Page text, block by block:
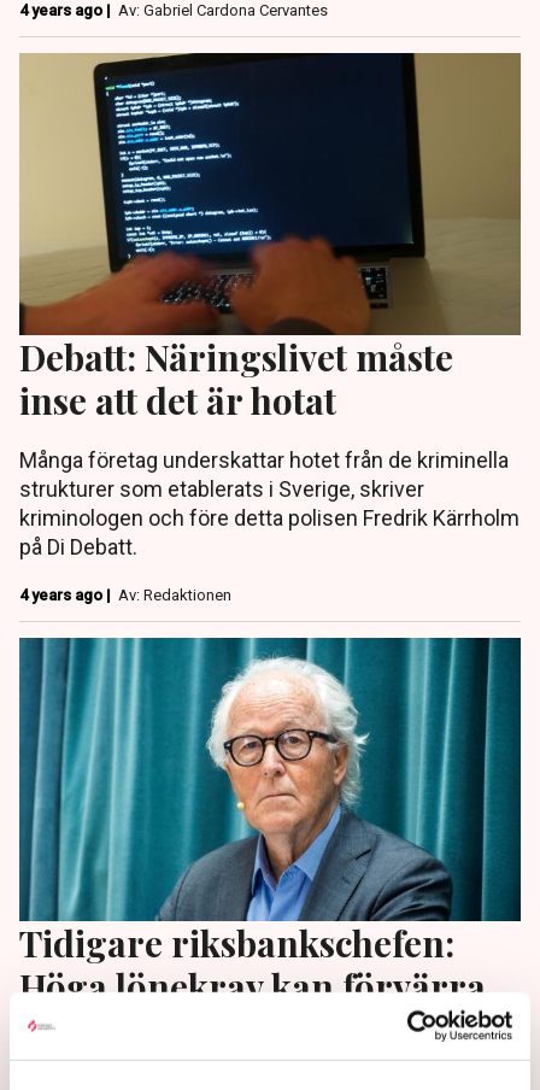
4 years ago | Av: Gabriel Cardona Cervantes
Debatt: Näringslivet måste
inse att det är hotat
Många företag underskattar hotet från de kriminella
strukturer som etablerats i Sverige, skriver
kriminologen och före detta polisen Fredrik Kärrholm
på Di Debatt.
4 years ago | Av: Redaktionen
Tidigare riksbankschefen:
Höga lönekrav kan förvärra
inflationen